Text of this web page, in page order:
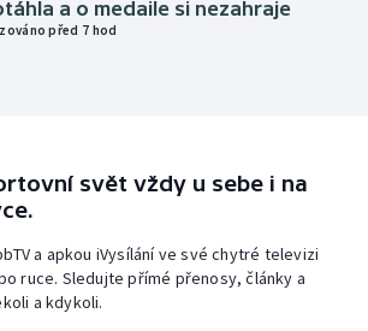
a o medaile si nezahraje
před 7 hod
svět vždy u sebe i na
a apkou iVysílání ve své chytré televizi
ruce. Sledujte přímé přenosy, články a
a kdykoli.